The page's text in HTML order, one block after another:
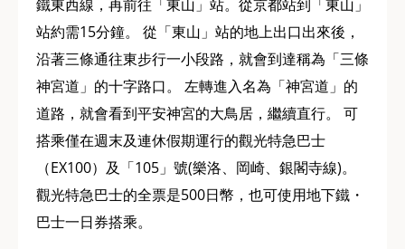
鐵東西線，再前往「東山」站。從京都站到「東山」
站約需15分鐘。 從「東山」站的地上出口出來後，
沿著三條通往東步行一小段路，就會到達稱為「三條
神宮道」的十字路口。 左轉進入名為「神宮道」的
道路，就會看到平安神宮的大鳥居，繼續直行。 可
搭乘僅在週末及連休假期運行的觀光特急巴士
（EX100）及「105」號(樂洛、岡崎、銀閣寺線)。
觀光特急巴士的全票是500日幣，也可使用地下鐵・
巴士一日券搭乘。